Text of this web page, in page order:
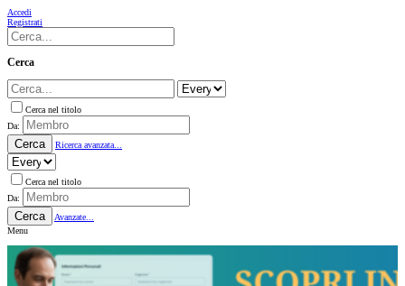
Accedi
Registrati
Cerca
Cerca nel titolo
Da:
Cerca Ricerca avanzata...
Cerca nel titolo
Da:
Cerca
Avanzate...
Menu